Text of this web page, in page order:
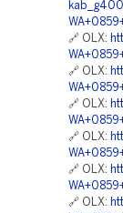
🔗 OLX:
🔗 OLX:
🔗 OLX:
🔗 OLX:
🔗 OLX:
🔗 OLX: